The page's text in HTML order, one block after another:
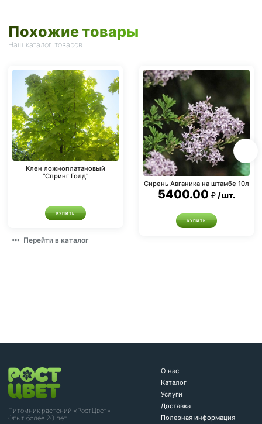
Похожие товары
Наш каталог товаров
Клен ложноплатановый
"Спринг Голд"
КУПИТЬ
Сирень Авганика на штамбе 10л
5400.00 шт.
КУПИТЬ
Перейти в каталог
Питомник растений «РостЦвет»
Опыт более 20 лет
О нас
Каталог
Услуги
Доставка
Полезная информация